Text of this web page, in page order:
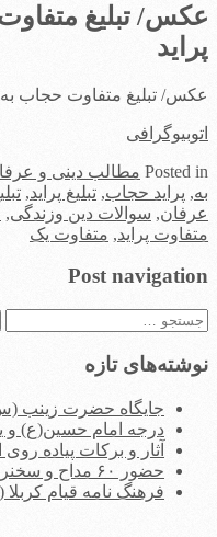
عکس/ تبلیغ
پراید
عکس/ تبلیغ متفاوت حجاب به
اتوبیوگرافی
Posted in مطالب دینی و
به, پراید حجاب, تبلیغ پراید,
عرفان, سوالات دین وزندگی,
متفاوت پراید, متفاوت یک
Post navigation
جستجو
نوشته‌های تازه
جایگاه حضرت زینب
درجه امام حسین(ع) و
آثار و برکات پیاده روی
حضور ۶۰ مداح و سخنران سرشناس در اربعین امسال
فرهنگ نامه قیام